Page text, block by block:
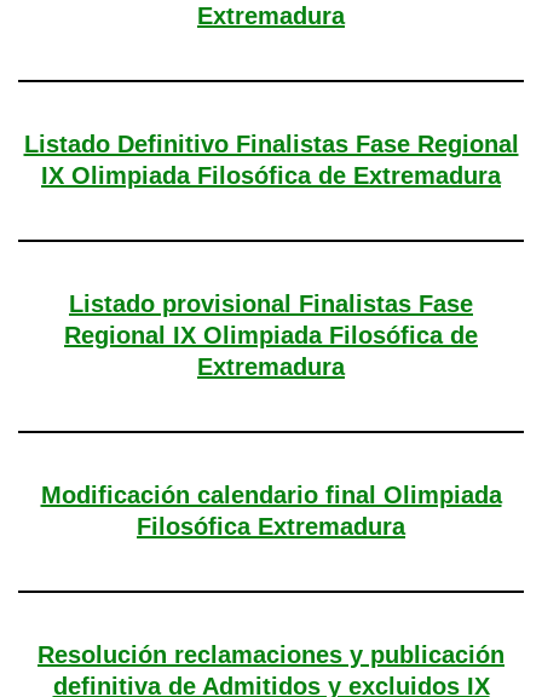
Extremadura
Listado Definitivo Finalistas Fase Regional
IX Olimpiada Filosófica de Extremadura
Listado provisional Finalistas Fase
Regional IX Olimpiada Filosófica de
Extremadura
Modificación calendario final Olimpiada
Filosófica Extremadura
Resolución reclamaciones y publicación
definitiva de Admitidos y excluidos IX